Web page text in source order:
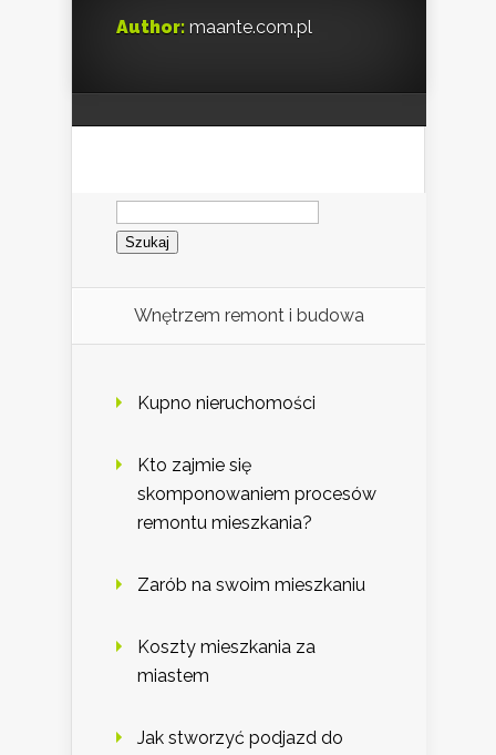
Author: maante.com.pl
Szukaj:
Wnętrzem remont i budowa
Kupno nieruchomości
Kto zajmie się
skomponowaniem procesów
remontu mieszkania?
Zarób na swoim mieszkaniu
Koszty mieszkania za
miastem
Jak stworzyć podjazd do